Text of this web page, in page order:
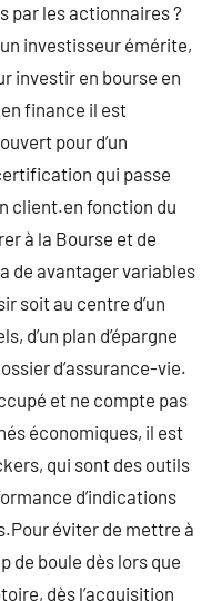
par les actionnaires ?
investisseur émérite,
investir en bourse en
finance il est
pour d’un
qui passe
client.en fonction du
à la Bourse et de
de avantager variables
soit au centre d’un
d’un plan d’épargne
d’assurance-vie.
et ne compte pas
économiques, il est
qui sont des outils
d’indications
éviter de mettre à
de boule dès lors que
dès l’acquisition